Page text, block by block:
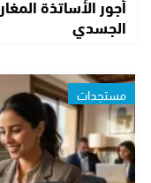
أجور الأساتذة
الجسدي
مستجدات